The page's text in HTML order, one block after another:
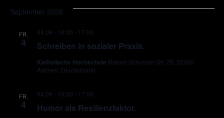
September 2026
FR.
4 Schreiben in sozialer Praxis.
04.09 - 10:00 - 17:00
Katholische Hochschule Robert-Schuman-Str. 25, 52066
Aachen, Deutschland
FR.
4 Humor als Resilienzfaktor.
04.09 - 10:00 - 17:00